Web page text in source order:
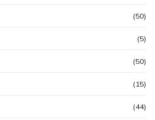
(50)
(5)
(50)
(15)
(44)